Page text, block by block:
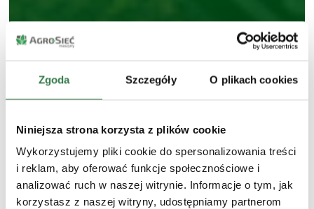
Zgoda Szczegóły O plikach cookies
Niniejsza strona korzysta z plików cookie
Wykorzystujemy pliki cookie do spersonalizowania treści
i reklam, aby oferować funkcje społecznościowe i
analizować ruch w naszej witrynie. Informacje o tym, jak
korzystasz z naszej witryny, udostępniamy partnerom